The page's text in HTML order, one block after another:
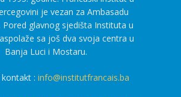
je vezan za Ambasadu
Pored glavnog sjedišta Instituta u
sa još dva svoja centra u
Banja Luci i Mostaru.
: info@institutfrancais.ba